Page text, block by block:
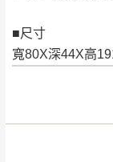
■尺寸
寬80X深44X高
雄、屏東、宜蘭
（可於LINE線
貨。
由於透
退換貨